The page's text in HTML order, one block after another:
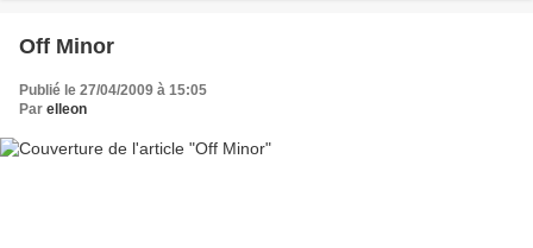
Off Minor
Publié le 27/04/2009 à 15:05
Par elleon